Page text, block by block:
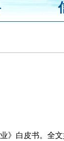
》白皮书。全文